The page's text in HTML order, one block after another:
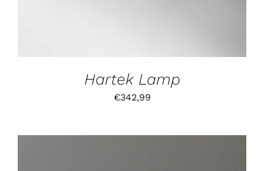
Hartek Lamp
€342,99